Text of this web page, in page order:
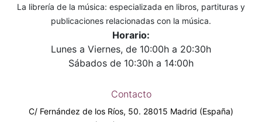
La librería de la música: especializada en libros, partituras y
publicaciones relacionadas con la música.
Horario:
Lunes a Viernes, de 10:00h a 20:30h
Sábados de 10:30h a 14:00h
Contacto
C/ Fernández de los Ríos, 50. 28015 Madrid (España)